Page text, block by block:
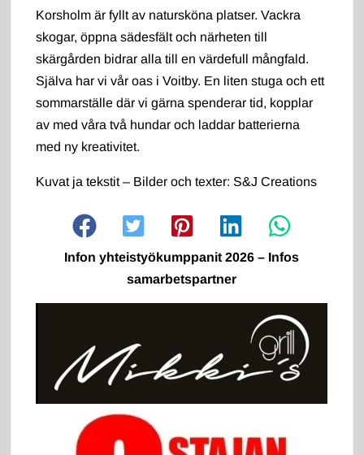
Korsholm är fyllt av natursköna platser. Vackra
skogar, öppna sädesfält och närheten till
skärgården bidrar alla till en värdefull mångfald.
Själva har vi vår oas i Voitby. En liten stuga och ett
sommarställe där vi gärna spenderar tid, kopplar
av med våra två hundar och laddar batterierna
med ny kreativitet.
Kuvat ja tekstit – Bilder och texter: S&J Creations
Infon yhteistyökumppanit 2026 – Infos
samarbetspartner